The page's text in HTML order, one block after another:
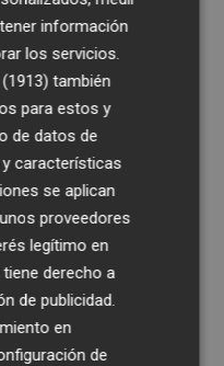
información
los servicios.
también
para estos y
de datos de
características
se aplican
proveedores
legítimo en
derecho a
de publicidad.
en
de